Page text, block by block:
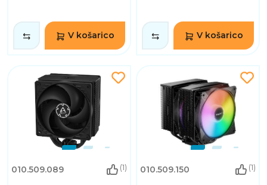
V košarico V košarico
010.509.089 (1) 010.509.150 (1)